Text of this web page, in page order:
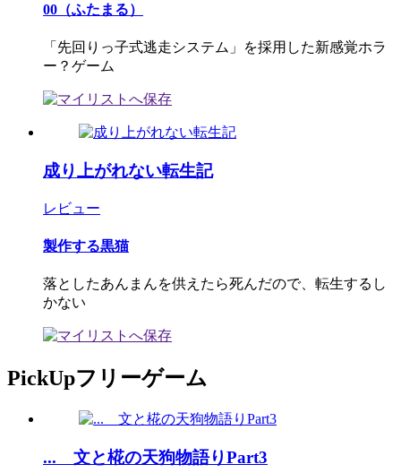
00（ふたまる）
「先回りっ子式逃走システム」を採用した新感覚ホラ
ー？ゲーム
成り上がれない転生記
レビュー
製作する黒猫
落としたあんまんを供えたら死んだので、転生するし
かない
PickUpフリーゲーム
... 文と椛の天狗物語りPart3